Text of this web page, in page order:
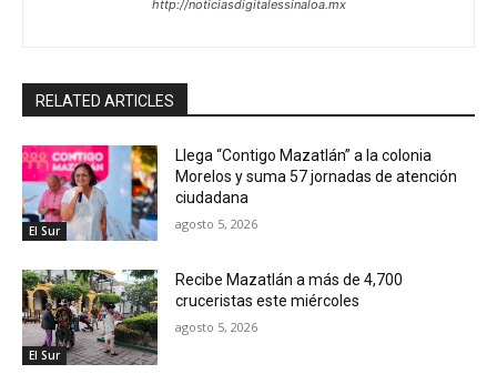
http://noticiasdigitalessinaloa.mx
RELATED ARTICLES
El Sur
Llega “Contigo Mazatlán” a la colonia
Morelos y suma 57 jornadas de atención
ciudadana
agosto 5, 2026
El Sur
Recibe Mazatlán a más de 4,700
cruceristas este miércoles
agosto 5, 2026